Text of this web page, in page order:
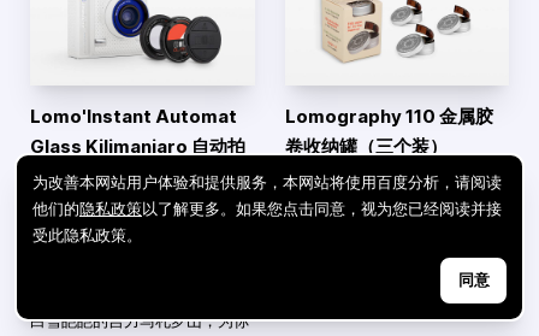
Lomo'Instant Automat
Glass Kilimanjaro 自动拍
立得相机广角玻璃镜头套装
－雪山特别版
作为世上首台广角玻璃镜头拍立
白雪皑皑的吉力马札罗山，为你
Lomography 110 金属胶
卷收纳罐（三个装）
这款三个装的 110 金属胶卷罐能
确保你安全地收纳冲洗后的 110
为改善本网站用户体验和提供服务，本网站将使用百度分析，请阅读
他们的隐私政策以了解更多。如果您点击同意，视为您已经阅读并接
受此隐私政策。
同意